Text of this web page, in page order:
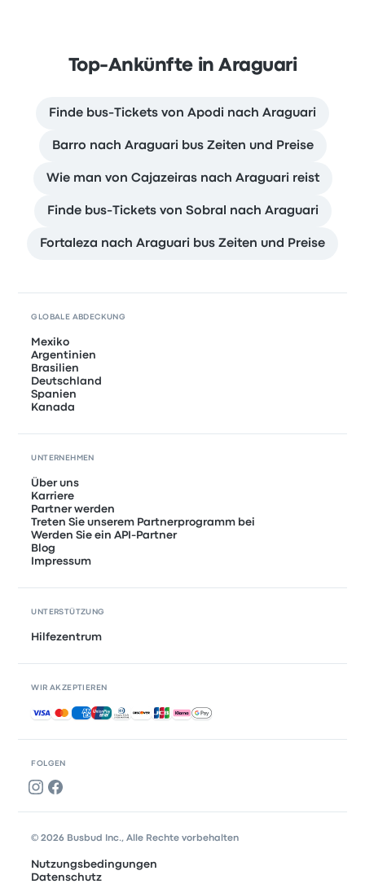
Top-Ankünfte in Araguari
Finde bus-Tickets von Apodi nach Araguari
Barro nach Araguari bus Zeiten und Preise
Wie man von Cajazeiras nach Araguari reist
Finde bus-Tickets von Sobral nach Araguari
Fortaleza nach Araguari bus Zeiten und Preise
FOLGEN
GLOBALE ABDECKUNG
Mexiko
Argentinien
Brasilien
Deutschland
Spanien
Kanada
UNTERNEHMEN
Über uns
Karriere
Partner werden
Treten Sie unserem Partnerprogramm bei
Werden Sie ein API-Partner
Blog
Impressum
UNTERSTÜTZUNG
Hilfezentrum
WIR AKZEPTIEREN
Akzeptierte Zahlungsmethoden
© 2026 Busbud Inc., Alle Rechte vorbehalten
Nutzungsbedingungen
Datenschutz